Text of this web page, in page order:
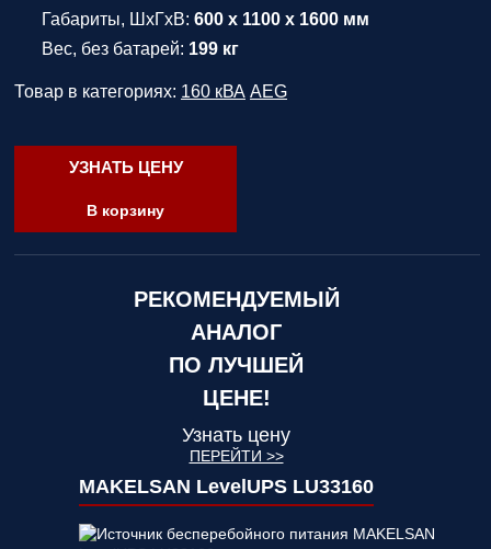
Габариты, ШхГхВ: 600 x 1100 x 1600 мм
Вес, без батарей: 199 кг
Товар в категориях: 160 кВА AEG
УЗНАТЬ ЦЕНУ
В корзину
РЕКОМЕНДУЕМЫЙ
АНАЛОГ
ПО ЛУЧШЕЙ
ЦЕНЕ!
Узнать цену
ПЕРЕЙТИ >>
MAKELSAN LevelUPS LU33160